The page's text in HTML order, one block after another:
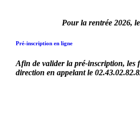
Pour la rentrée 2026,
Pré-inscription en ligne
Afin de valider la pré-inscription, les
direction en appelant le